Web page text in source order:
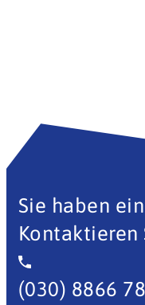
Sie haben
Kontaktieren
(030) 8866